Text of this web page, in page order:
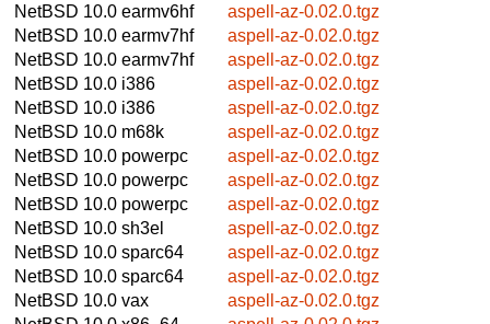
NetBSD 10.0 earmv6hf
aspell-az-0.02.0.tgz
NetBSD 10.0 earmv7hf
aspell-az-0.02.0.tgz
NetBSD 10.0 earmv7hf
aspell-az-0.02.0.tgz
NetBSD 10.0 i386
aspell-az-0.02.0.tgz
NetBSD 10.0 i386
aspell-az-0.02.0.tgz
NetBSD 10.0 m68k
aspell-az-0.02.0.tgz
NetBSD 10.0 powerpc
aspell-az-0.02.0.tgz
NetBSD 10.0 powerpc
aspell-az-0.02.0.tgz
NetBSD 10.0 powerpc
aspell-az-0.02.0.tgz
NetBSD 10.0 sh3el
aspell-az-0.02.0.tgz
NetBSD 10.0 sparc64
aspell-az-0.02.0.tgz
NetBSD 10.0 sparc64
aspell-az-0.02.0.tgz
NetBSD 10.0 vax
aspell-az-0.02.0.tgz